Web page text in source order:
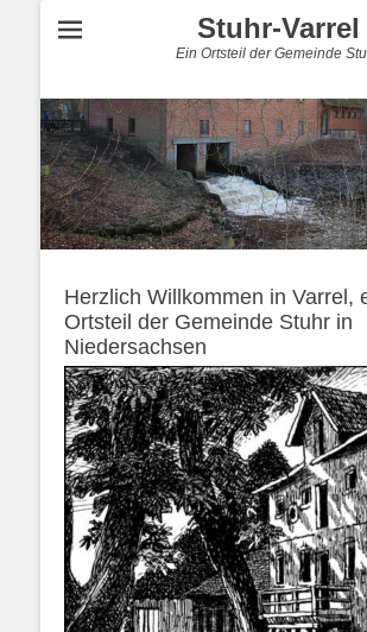
Stuhr-Varrel
Ein Ortsteil der Gemeinde
Herzlich Willkommen in Varrel,
Ortsteil der Gemeinde Stuhr in
Niedersachsen